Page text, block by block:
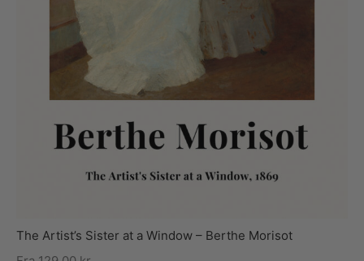
The Artist’s Sister at a Window – Berthe Morisot